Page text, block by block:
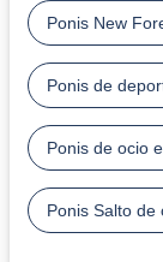
Ponis New
Ponis de
Ponis de ocio
Ponis Salto de